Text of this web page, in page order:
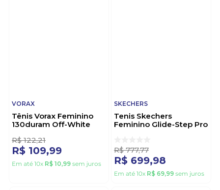
VORAX
Tênis Vorax Feminino
130duram Off-White
R$ 122,21
R$ 109,99
SKECHERS
Tenis Skechers
Feminino Glide-Step Pro
R$ 777,77
R$ 699,98
Em até 10x R$ 69,99 sem juros